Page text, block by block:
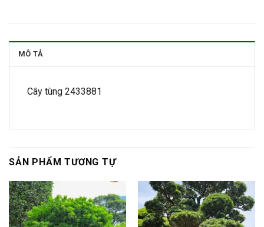
MÔ TẢ
Cây tùng 2433881
SẢN PHẨM TƯƠNG TỰ